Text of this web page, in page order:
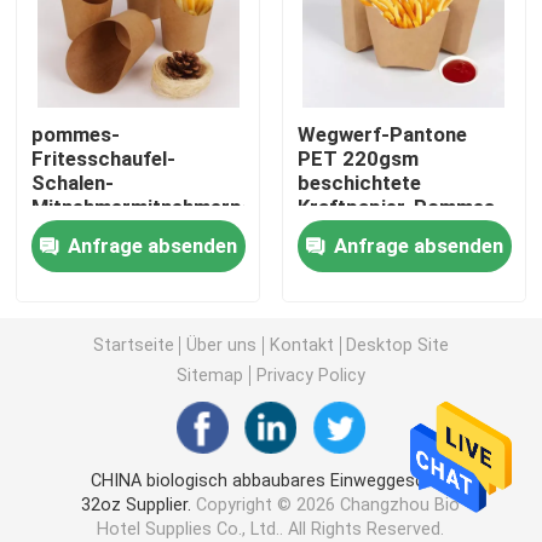
Maisstärke-Geschirr
Wegwerfpapierschalen
Docht-Scheuerbrennstoff
Papiertrinkhalme
PVC haften Verpackung an
Kompostierbares CPLA-Tischbesteck
pommes-
Fritesschaufel-
Schalen-
Mitnehmermitnehmerpommes-
friteskegel-Halter 8oz
12oz Papier
Anfrage absenden
Wegwerf-Pantone
PET 220gsm
beschichtete
Kraftpapier-Pommes
Frites Chips Box
Packaging
Anfrage absenden
Startseite Über uns Kontakt
Desktop Site
Sitemap
Privacy Policy
CHINA biologisch abbaubares Einweggeschirr
32oz Supplier. Copyright © 2026 Changzhou Bio
Hotel Supplies Co., Ltd.. All Rights Reserved.